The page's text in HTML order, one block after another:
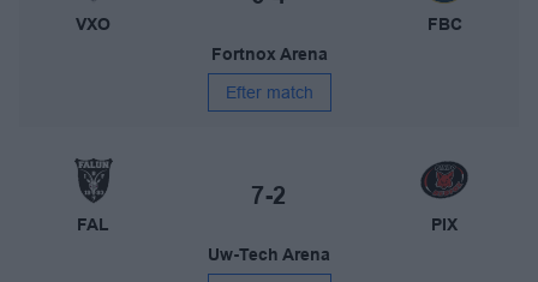
VXO
FBC
Fortnox Arena
Efter match
IBF Falun – Pixbo IBK
FAL
Slutresultat:
7-2
PIX
Uw-Tech Arena